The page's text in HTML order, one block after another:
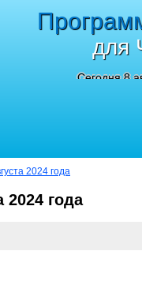
для
Сегодня 8
2024 года
2024 года